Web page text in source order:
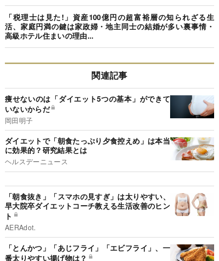
「税理士は見た!」資産100億円の超富裕層の知られざる生
活、家庭円満の鍵は家政婦・地主同士の結婚が多い裏事情・
高級ホテル住まいの理由...
関連記事
痩せないのは「ダイエット5つの基本」ができて
いないからだ
岡田明子
ダイエットで「朝食たっぷり夕食控えめ」は本当
に効果的？研究結果とは
ヘルスデーニュース
「朝食抜き」「スマホの見すぎ」は太りやすい、
早大院卒ダイエットコーチ教える生活改善のヒン
ト
AERAdot.
「とんかつ」「あじフライ」「エビフライ」、一
番太りやすい揚げ物は？